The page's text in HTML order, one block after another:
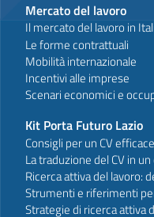
Mercato del lavoro
Il mercato del lavoro in
Le forme contrattuali
Mobilità internazionale
Incentivi alle imprese
Scenari economici e
Kit Porta Futuro Lazio
Consigli per un CV efficace
La traduzione del CV in
Ricerca attiva del lavoro:
Strumenti e riferimenti
Strategie di ricerca attiva